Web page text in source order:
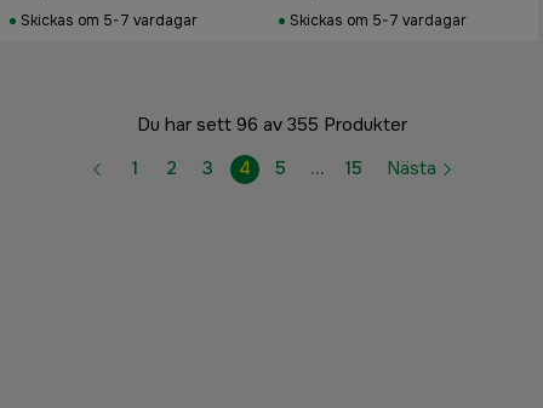
Skickas om 5-7 vardagar
Skickas om 5-7 vardagar
Du har sett 96 av 355 Produkter
1
2 3 4 5 … 15 Nästa